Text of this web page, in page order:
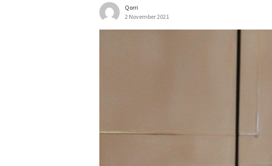
Qorri
2 November 2021